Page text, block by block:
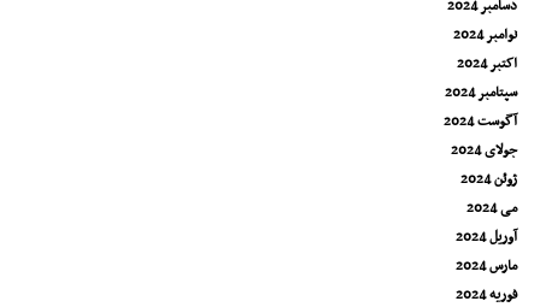
دسامبر 2024
نوامبر 2024
اکتبر 2024
سپتامبر 2024
آگوست 2024
جولای 2024
ژوئن 2024
می 2024
آوریل 2024
مارس 2024
فوریه 2024